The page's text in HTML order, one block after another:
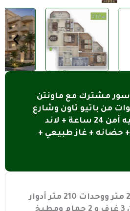
سور مشترك مع ماونتن
من باتيو تاون وشارع
الجامعه الامريكيه أمن 24 ساعة + لاند
+ غاز طبيعي +
متوفر وحدات 200 متر ووحدات 210 متر أدوار